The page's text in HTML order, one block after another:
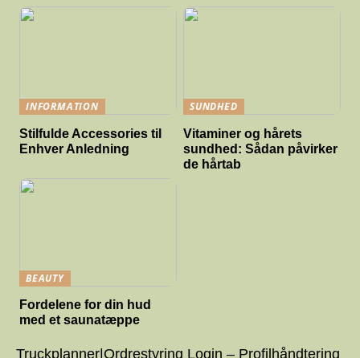
INFORMATION
Stilfulde Accessories til
Enhver Anledning
SUNDHED
Vitaminer og hårets
sundhed: Sådan påvirker
de hårtab
BEAUTY
Fordelene for din hud
med et saunatæppe
Truckplanner|Ordrestyring Login – Profilhåndtering